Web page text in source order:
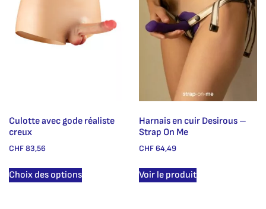
Culotte avec gode réaliste
creux
CHF83,56
Choix des options
Harnais en cuir Desirous –
Strap On Me
CHF64,49
Voir le produit